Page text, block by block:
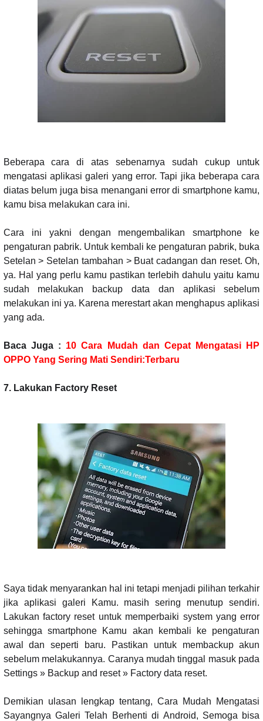
Beberapa cara di atas sebenarnya sudah cukup untuk
mengatasi aplikasi galeri yang error. Tapi jika beberapa cara
diatas belum juga bisa menangani error di smartphone kamu,
kamu bisa melakukan cara ini.
Cara ini yakni dengan mengembalikan smartphone ke
pengaturan pabrik. Untuk kembali ke pengaturan pabrik, buka
Setelan > Setelan tambahan > Buat cadangan dan reset. Oh,
ya. Hal yang perlu kamu pastikan terlebih dahulu yaitu kamu
sudah melakukan backup data dan aplikasi sebelum
melakukan ini ya. Karena merestart akan menghapus aplikasi
yang ada.
Baca Juga : 10 Cara Mudah dan Cepat Mengatasi HP
OPPO Yang Sering Mati Sendiri:Terbaru
7. Lakukan Factory Reset
Saya tidak menyarankan hal ini tetapi menjadi pilihan terkahir
jika aplikasi galeri Kamu. masih sering menutup sendiri.
Lakukan factory reset untuk memperbaiki system yang error
sehingga smartphone Kamu akan kembali ke pengaturan
awal dan seperti baru. Pastikan untuk membackup akun
sebelum melakukannya. Caranya mudah tinggal masuk pada
Settings » Backup and reset » Factory data reset.
Demikian ulasan lengkap tentang, Cara Mudah Mengatasi
Sayangnya Galeri Telah Berhenti di Android, Semoga bisa